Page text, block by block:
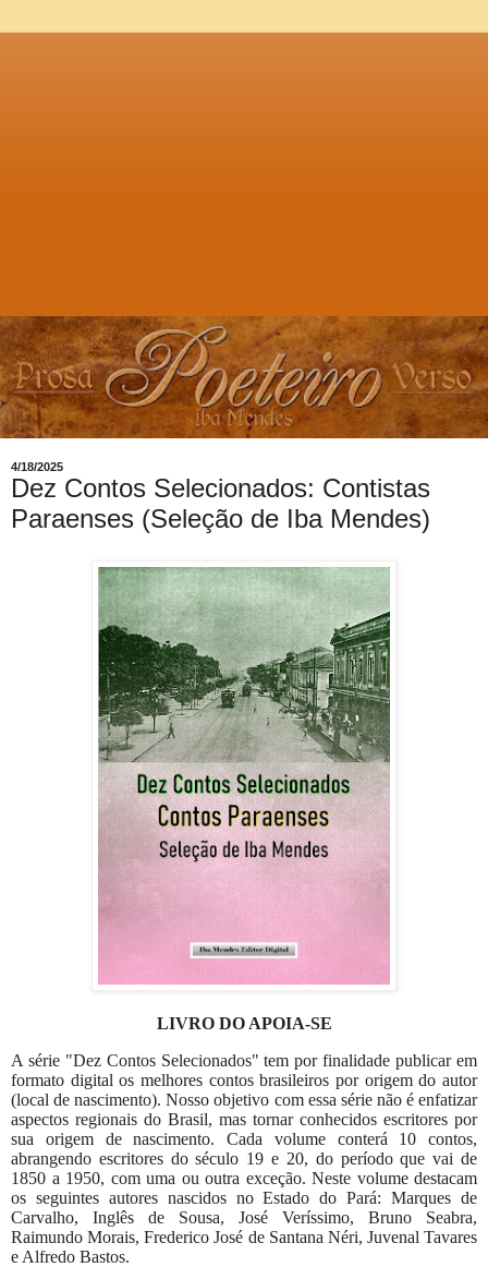
4/18/2025
Dez Contos Selecionados: Contistas
Paraenses (Seleção de Iba Mendes)
LIVRO DO APOIA-SE
A série "Dez Contos Selecionados" tem por finalidade publicar em
formato digital os melhores contos brasileiros por origem do autor
(local de nascimento). Nosso objetivo com essa série não é enfatizar
aspectos regionais do Brasil, mas tornar conhecidos escritores por
sua origem de nascimento. Cada volume conterá 10 contos,
abrangendo escritores do século 19 e 20, do período que vai de
1850 a 1950, com uma ou outra exceção. Neste volume destacam
os seguintes autores nascidos no Estado do Pará: Marques de
Carvalho, Inglês de Sousa, José Veríssimo, Bruno Seabra,
Raimundo Morais, Frederico José de Santana Néri, Juvenal Tavares
e Alfredo Bastos.